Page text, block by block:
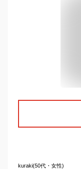
kuraki(50代・女性)